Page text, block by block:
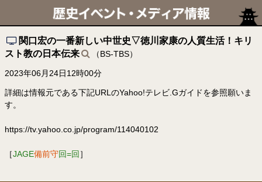
関口宏の一番新しい中世史▽徳川家康の人質生活！キリ
スト教の日本伝来
（BS-TBS）
2023年06月24日12時00分
詳細は情報元である下記URLのYahoo!テレビ.Gガイドを参照願いま
す。
https://tv.yahoo.co.jp/program/114040102
［JAGE備前守回=回 ］